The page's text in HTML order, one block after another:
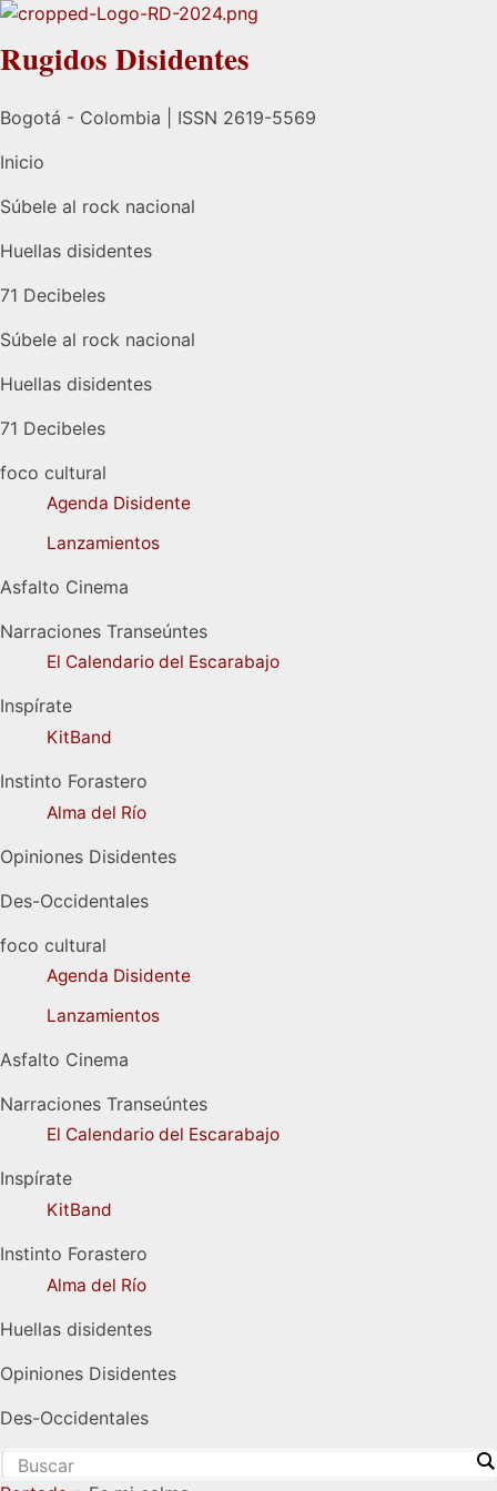
Rugidos Disidentes
Bogotá - Colombia | ISSN 2619-5569
Inicio
Súbele al rock nacional
Huellas disidentes
71 Decibeles
Súbele al rock nacional
Huellas disidentes
71 Decibeles
foco cultural
Agenda Disidente
Lanzamientos
Asfalto Cinema
Narraciones Transeúntes
El Calendario del Escarabajo
Inspírate
KitBand
Instinto Forastero
Alma del Río
Opiniones Disidentes
Des-Occidentales
foco cultural
Agenda Disidente
Lanzamientos
Asfalto Cinema
Narraciones Transeúntes
El Calendario del Escarabajo
Inspírate
KitBand
Instinto Forastero
Alma del Río
Huellas disidentes
Opiniones Disidentes
Des-Occidentales